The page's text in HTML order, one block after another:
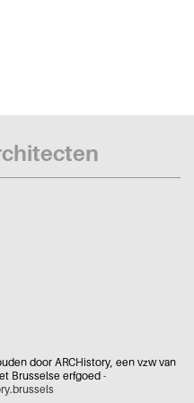
door ARCHistory, een vzw van
Brusselse erfgoed -